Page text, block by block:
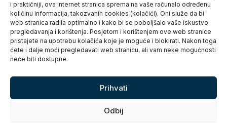
i praktičniji, ova internet stranica sprema na vaše računalo određenu
količinu informacija, takozvanih cookies (kolačići). Oni služe da bi
web stranica radila optimalno i kako bi se poboljšalo vaše iskustvo
pregledavanja i korištenja. Posjetom i korištenjem ove web stranice
pristajete na upotrebu kolačića koje je moguće i blokirati. Nakon toga
ćete i dalje moći pregledavati web stranicu, ali vam neke mogućnosti
neće biti dostupne.
Prihvati
Odbij
Zaštita osobnih podataka
Pristup informacijama
Kolačići
Izjava o pristupačnosti
Turistička zajednica grada Karlovca